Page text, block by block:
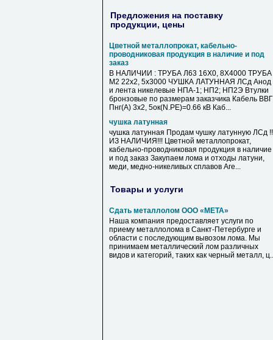
Предложения на поставку
продукции, цены
Цветной металлопрокат, кабельно-
проводниковая продукция в наличие и под
заказ
В НАЛИЧИИ : ТРУБА Л63 16Х0, 8Х4000 ТРУБА
М2 22х2, 5х3000 ЧУШКА ЛАТУННАЯ ЛСд Анод
и лента никелевые НПА-1; НП2; НП2Э Втулки
бронзовые по размерам заказчика Кабель
Пнг(А) 3х2, 5ок(N.PE)=0.66 кВ Каб...
чушка латунная
чушка латунная Продам чушку латунную ЛСд
ИЗ НАЛИЧИЯ!!! Цветной металлопрокат,
кабельно-проводниковая продукция в наличие
и под заказ Закупаем лома и отходы латуни,
меди, медно-никеливых сплавов Аге...
Товары и услуги
Сдать металлолом ООО «МЕТА»
Наша компания предоставляет услуги по
приему металлолома в Санкт-Петербурге и
области с последующим вывозом лома. Мы
принимаем металлический лом различных
видов и категорий, таких как черный металл,